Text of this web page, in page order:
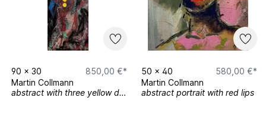
90 x 30
850,00 €*
Martin Collmann
abstract with three yellow dots
50 x 40
580,00 €*
Martin Collmann
abstract portrait with red lips